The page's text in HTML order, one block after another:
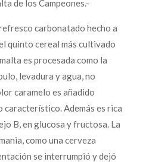
de los Campeones.-
carbonatado hecho a
quinto cereal más cultivado
es procesada como la
levadura y agua, no
caramelo es añadido
característico. Además es rica
B, en glucosa y fructosa. La
como una cerveza
se interrumpió y dejó